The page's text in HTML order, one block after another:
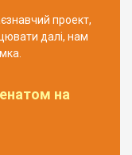
проект,
далі, нам
на